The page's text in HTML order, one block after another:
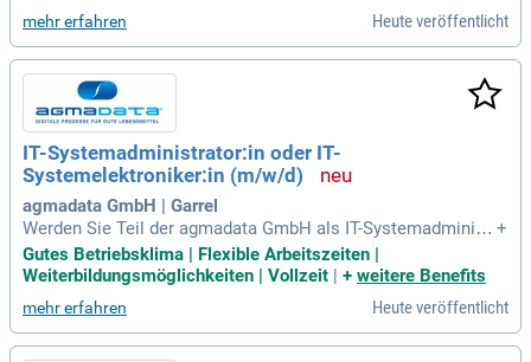
ntstörungen und Neuinstallationen von IT- und TK-Endgeräte
n. Zu Ihren Aufgaben zählen Installation, Inbetriebnahme so
wie Wartung von Hardware und die Durchführung von IMAC
D-Aufträgen. Im 1st- und 2nd-Level-Support stehen Sie den U
sern zur Seite und unterstützen sie bei der Nutzung der IT-Inf
rastruktur. Zudem übernehmen Sie die Inbetriebsetzung von
Netzwerk- und Serverumgebungen und begleiten wichtige Pr
ojekte. Interessiert? Bewerben Sie sich noch heute!
mehr erfahren Heute veröffentlicht
IT-Systemadministrator:in oder IT-
Systemelektroniker:in (m/w/d)
agmadata GmbH | Garrel
Werden Sie Teil der agmadata GmbH als IT-Systemadministr
ator:in oder IT-Systemelektroniker:in (m/w/d) und gestalten
Sie digitale Prozesse in der Lebensmittelbranche! Seit über
r Lebensmittel mit innovativen Softwarelösungen. Ihre Aufg
aben umfassen die Administration von Windows-Client- und
Serversystemen sowie die Betreuung von Active Directory u
+
Gutes Betriebsklima | Flexible Arbeitszeiten |
Weiterbildungsmöglichkeiten | Vollzeit
+ weitere Benefits
mehr erfahren Heute veröffentlicht